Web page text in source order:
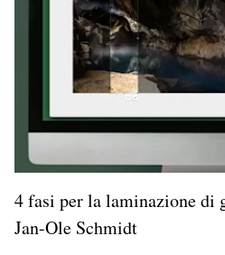
4 fasi per la laminazione di
Jan-Ole Schmidt